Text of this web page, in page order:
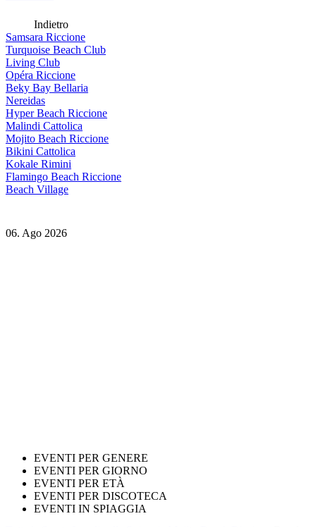
Indietro
Samsara Riccione
Turquoise Beach Club
Living Club
Opéra Riccione
Beky Bay Bellaria
Nereidas
Hyper Beach Riccione
Malindi Cattolica
Mojito Beach Riccione
Bikini Cattolica
Kokale Rimini
Flamingo Beach Riccione
Beach Village
06. Ago 2026
EVENTI PER GENERE
EVENTI PER GIORNO
EVENTI PER ETÀ
EVENTI PER DISCOTECA
EVENTI IN SPIAGGIA